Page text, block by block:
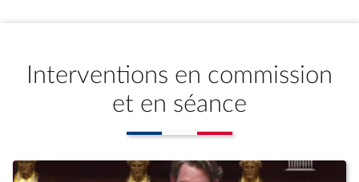
Interventions en commission
et en séance